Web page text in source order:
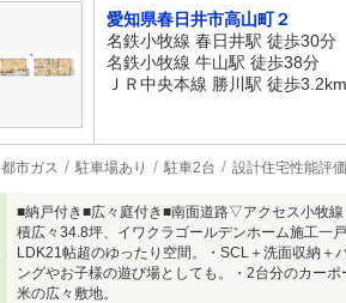
愛知県春日井市高山町２
名鉄小牧線 春日井駅 徒歩30分
名鉄小牧線 牛山駅 徒歩38分
ＪＲ中央本線 勝川駅 徒歩3.2km
都市ガス 駐車場あり 駐車2台 設計住宅性能評
■納戸付き■広々庭付き■南面道路▽アクセス小牧
積広々34.8坪、イワクラゴールデンホーム施工一
LDK21帖超のゆったり空間。・SCL＋洗面収納＋
ングやお子様の遊び場としても。・2台分のカー
米の広々敷地。